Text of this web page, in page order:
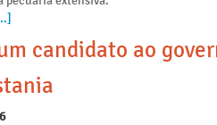
candidato ao